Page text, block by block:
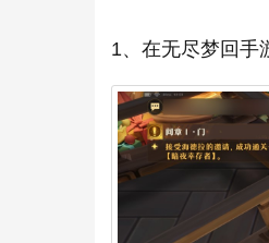
1、在无尽梦回手